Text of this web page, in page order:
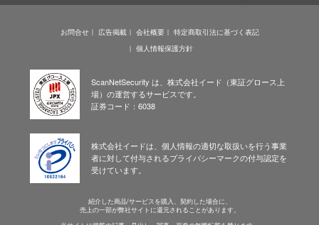
お問合せ 広告掲載 会社概要
特定商取引法に基づく表記
個人情報保護方針
ScanNetSecurity は、株式会社イード（東証グロース上
場）の運営するサービスです。
証券コード：6038
株式会社イードは、個人情報の適切な取扱いを行う事業
者に対して付与されるプライバシーマークの付与認定を
受けています。
紹介した商品/サービスを購入、契約した場合に、
売上の一部が弊社サイトに還元されることがあります。